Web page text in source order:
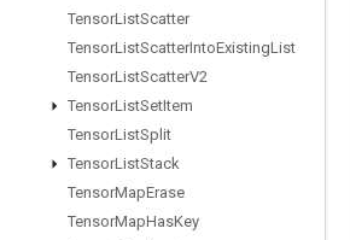
TensorListScatter
TensorListScatterIntoExistingList
TensorListScatterV2
TensorListSetItem
TensorListSplit
TensorListStack
TensorMapErase
TensorMapHasKey